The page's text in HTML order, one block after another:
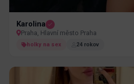
Karolina
Praha, Hlavní město Praha
holky na sex 24 rokov